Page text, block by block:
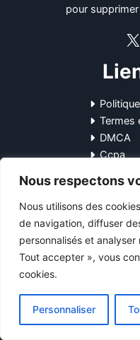
Nous respectons
Nous utilisons des
de navigation, diffuser
personnalisés et
Tout accepter », vous
cookies.
Personnaliser
pour
X
Termes
DMCA
Ccpa
À